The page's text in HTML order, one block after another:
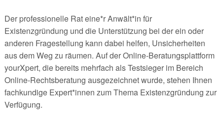
Der professionelle Rat eine*r Anwält*in für
Existenzgründung und die Unterstützung bei der ein oder
anderen Fragestellung kann dabei helfen, Unsicherheiten
aus dem Weg zu räumen. Auf der Online-Beratungsplattform
yourXpert, die bereits mehrfach als Testsieger im Bereich
Online-Rechtsberatung ausgezeichnet wurde, stehen Ihnen
fachkundige Expert*innen zum Thema Existenzgründung zur
Verfügung.